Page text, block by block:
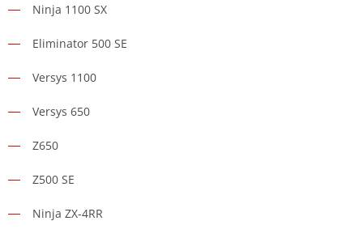
Ninja 1100 SX
Eliminator 500 SE
Versys 1100
Versys 650
Z650
Z500 SE
Ninja ZX-4RR